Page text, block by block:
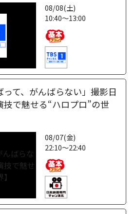
08/08(土)
10:40～13:00
って、がんばらない」撮影日
で魅せる“ハロプロ”の世
08/07(金)
22:10～22:40